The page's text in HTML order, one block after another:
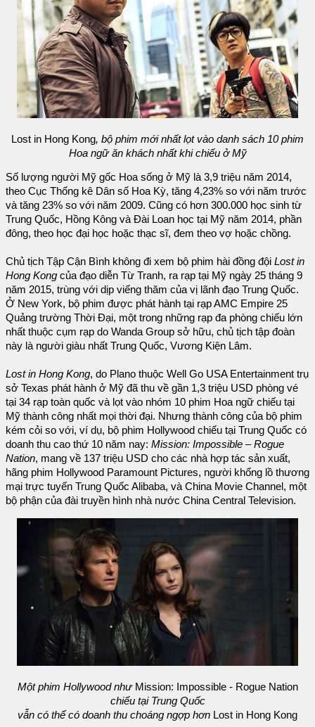
Lost in Hong Kong, bộ phim mới nhất lọt vào danh sách 10 phim
Hoa ngữ ăn khách nhất khi chiếu ở Mỹ
Số lượng người Mỹ gốc Hoa sống ở Mỹ là 3,9 triệu năm 2014,
theo Cục Thống kê Dân số Hoa Kỳ, tăng 4,23% so với năm trước
và tăng 23% so với năm 2009. Cũng có hơn 300.000 học sinh từ
Trung Quốc, Hồng Kông và Đài Loan học tại Mỹ năm 2014, phần
đông, theo học đại học hoặc thạc sĩ, đem theo vợ hoặc chồng.
Chủ tịch Tập Cận Bình không đi xem bộ phim hài đồng đội Lost in
Hong Kong của đạo diễn Từ Tranh, ra rạp tại Mỹ ngày 25 tháng 9
năm 2015, trùng với dịp viếng thăm của vị lãnh đạo Trung Quốc.
Ở New York, bộ phim được phát hành tại rạp AMC Empire 25
Quảng trường Thời Đại, một trong những rạp đa phòng chiếu lớn
nhất thuộc cụm rạp do Wanda Group sở hữu, chủ tịch tập đoàn
này là người giàu nhất Trung Quốc, Vương Kiện Lâm.
Lost in Hong Kong, do Plano thuộc Well Go USA Entertainment trụ
sở Texas phát hành ở Mỹ đã thu về gần 1,3 triệu USD phòng vé
tại 34 rạp toàn quốc và lọt vào nhóm 10 phim Hoa ngữ chiếu tại
Mỹ thành công nhất mọi thời đại. Nhưng thành công của bộ phim
kém cỏi so với, ví dụ, bộ phim Hollywood chiếu tại Trung Quốc có
doanh thu cao thứ 10 năm nay: Mission: Impossible – Rogue
Nation, mang về 137 triệu USD cho các nhà hợp tác sản xuất,
hãng phim Hollywood Paramount Pictures, người khổng lồ thương
mại trực tuyến Trung Quốc Alibaba, và China Movie Channel, một
bộ phận của đài truyền hình nhà nước China Central Television.
Một phim Hollywood như Mission: Impossible - Rogue Nation
chiếu tại Trung Quốc
vẫn có thể có doanh thu choáng ngợp hơn Lost in Hong Kong